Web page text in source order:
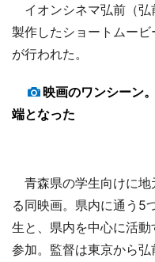
イオンシネマ弘前（弘
製作したショートムー
が行われた。
映画のワンシーン
端となった
青森県の学生向けに地
る同映画。県内に通う5
生と、県内を中心に活
参加。監督は東京から